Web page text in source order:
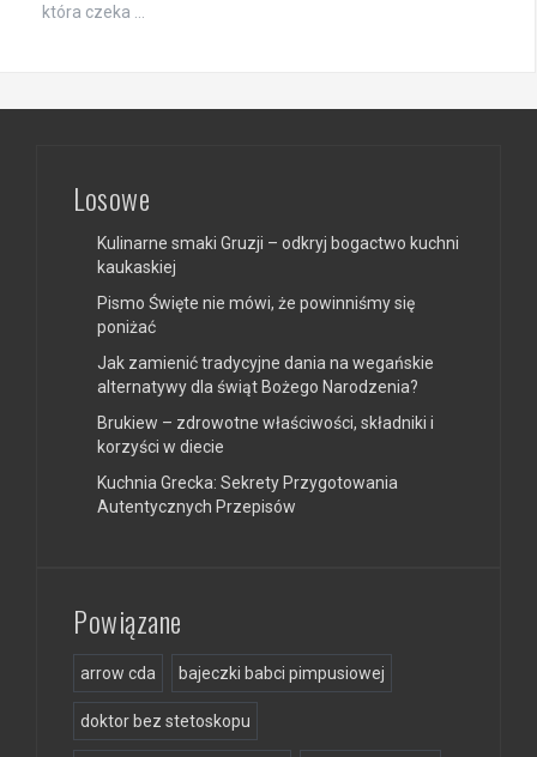
która czeka …
Losowe
Kulinarne smaki Gruzji – odkryj bogactwo kuchni
kaukaskiej
Pismo Święte nie mówi, że powinniśmy się
poniżać
Jak zamienić tradycyjne dania na wegańskie
alternatywy dla świąt Bożego Narodzenia?
Brukiew – zdrowotne właściwości, składniki i
korzyści w diecie
Kuchnia Grecka: Sekrety Przygotowania
Autentycznych Przepisów
Powiązane
arrow cda bajeczki babci pimpusiowej
doktor bez stetoskopu